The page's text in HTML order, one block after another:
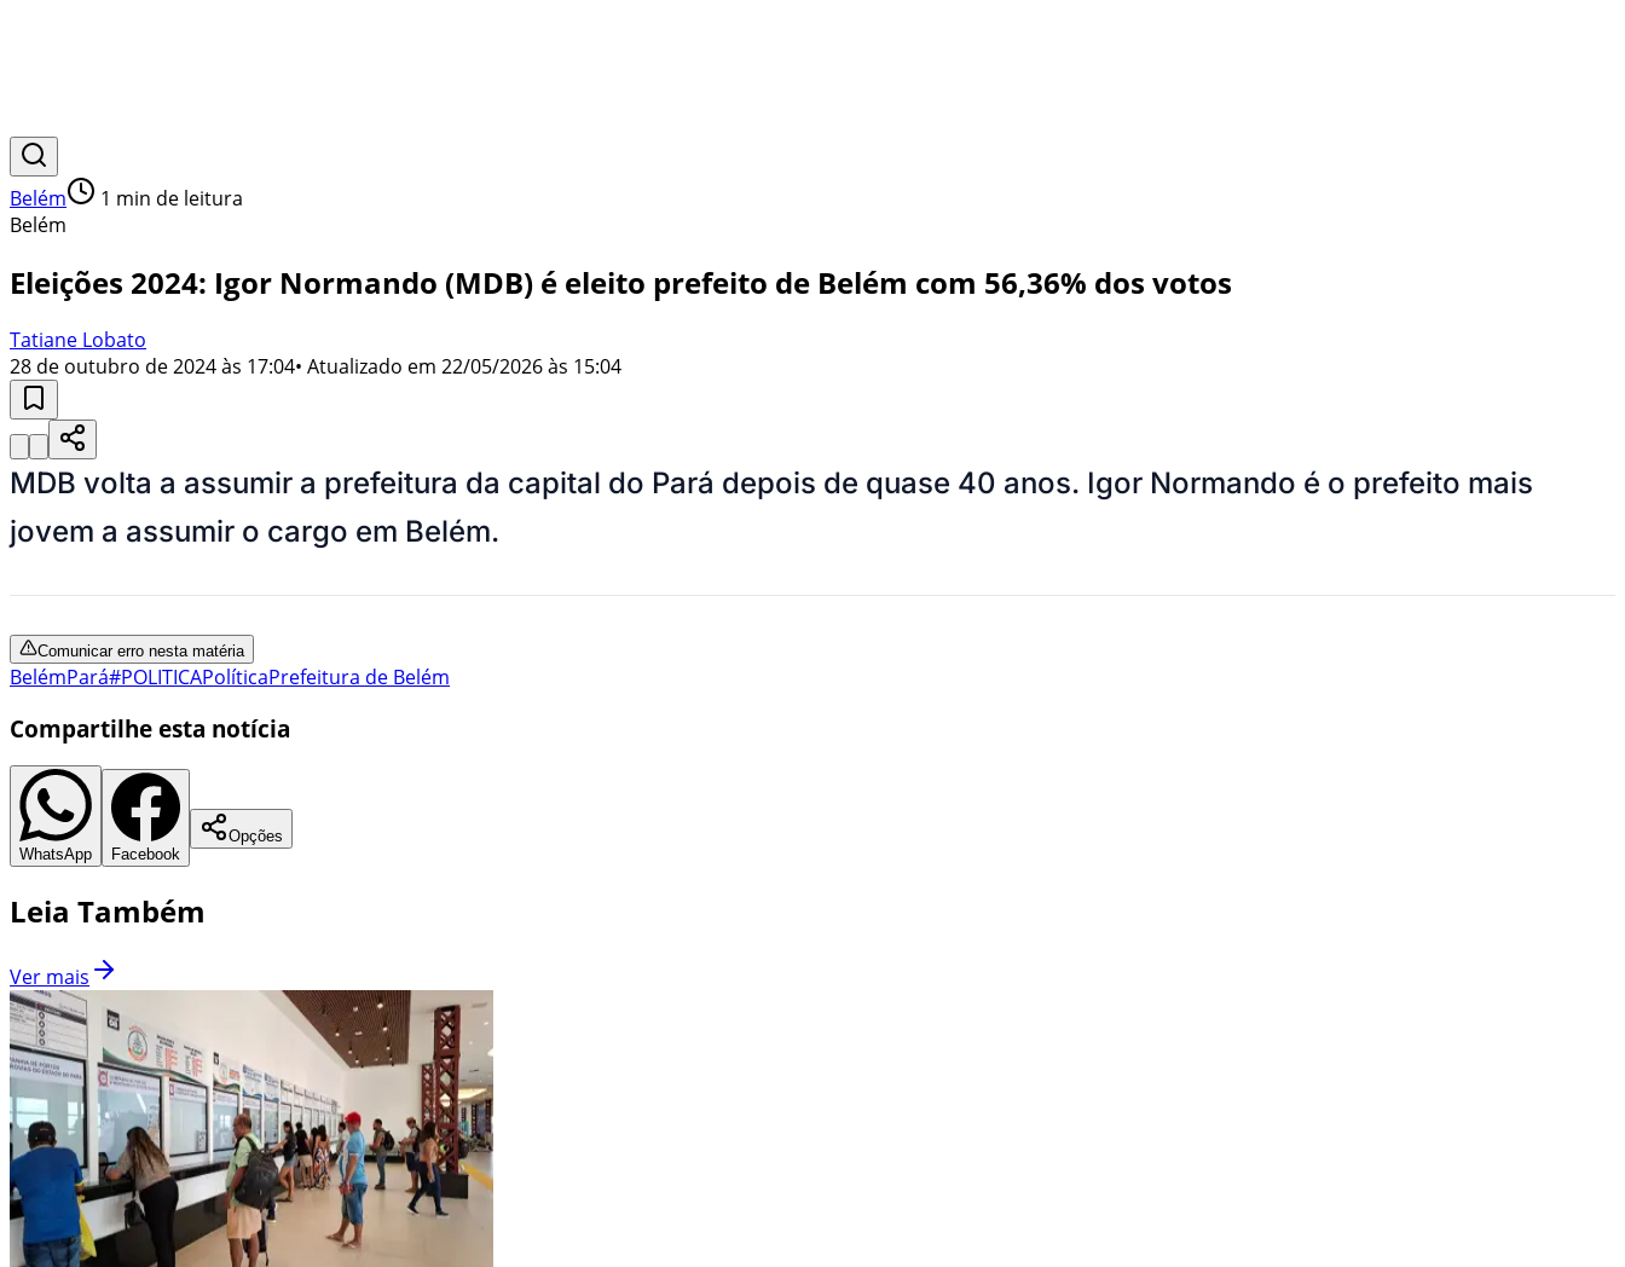
Belém 1 min de leitura
Belém
Eleições 2024: Igor Normando (MDB) é eleito prefeito de Belém com 56,36% dos votos
Tatiane Lobato
28 de outubro de 2024 às 17:04• Atualizado em 22/05/2026 às 15:04
MDB volta a assumir a prefeitura da capital do Pará depois de quase 40 anos. Igor Normando é o prefeito mais
jovem a assumir o cargo em Belém.
Comunicar erro nesta matéria
BelémPará#POLITICAPolíticaPrefeitura de Belém
Compartilhe esta notícia
WhatsApp Facebook
Opções
Leia Também
Ver mais